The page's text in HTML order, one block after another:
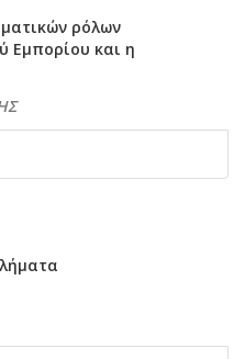
ρόλων
Εμπορίου και η